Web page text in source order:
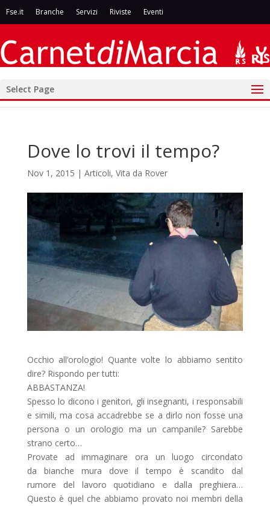
Fse.it Branche Servizi Riviste Eventi
Select Page
Dove lo trovi il tempo?
Nov 1, 2015 | Articoli, Vita da Rover
Occhio all’orologio! Quante volte lo abbiamo sentito
dire? Rispondo per tutti:
ABBASTANZA!
Spesso lo dicono i genitori, gli insegnanti, i responsabili
e simili, ma cosa accadrebbe se a dirlo non fosse una
persona o un orologio ma un campanile? Sarebbe
strano certo…
Provate ad immaginare ora un luogo circondato
da bianche mura dove il tempo è scandito dal
rumore del lavoro quotidiano e dalla preghiera…
Questo è quel che abbiamo provato noi membri della